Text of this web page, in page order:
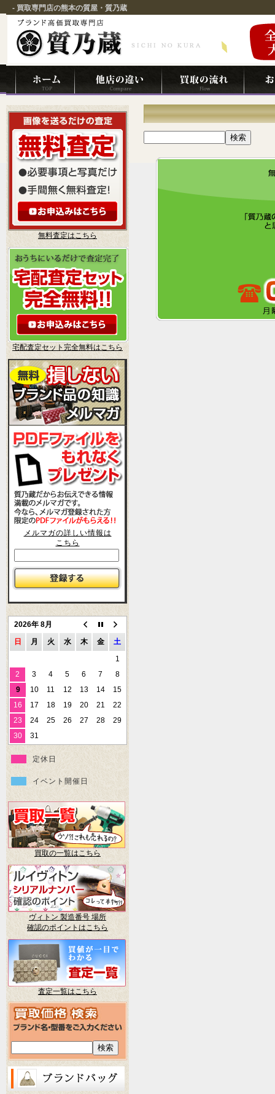
- 買取専門店の熊本の質屋・質乃蔵
無料査定はこちら
宅配査定セット完全無料はこちら
メルマガの詳しい情報は
こちら
2026年 8月
日
月 火 水 木 金
土
1
2
3 4 5 6 7
8
9
10 11 12 13 14
15
16
17 18 19 20 21
22
23
24 25 26 27 28
29
30
31
定休日
イベント開催日
買取の一覧はこちら
ヴィトン 製造番号 場所
確認のポイントはこちら
査定一覧はこちら